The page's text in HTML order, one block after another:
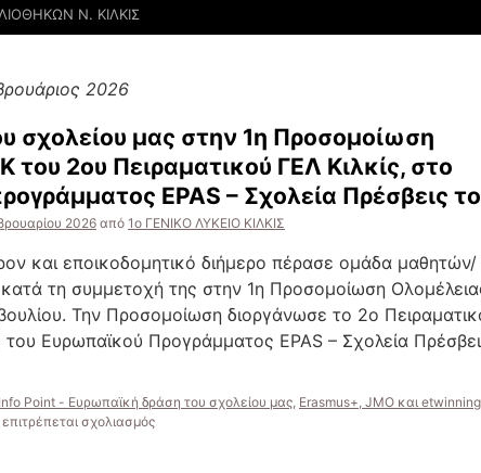
Ν. ΚΙΛΚΙΣ
2026
σχολείου μας στην 1η Προσομοίωση
του 2ου Πειραματικού ΓΕΛ Κιλκίς, στο
EPAS – Σχολεία Πρέσβεις
2026από 1ο ΓΕΝΙΚΟ ΛΥΚΕΙΟ ΚΙΛΚΙΣ
και εποικοδομητικό διήμερο πέρασε ομάδα μαθητών/
τη συμμετοχή της στην 1η Προσομοίωση
Την Προσομοίωση διοργάνωσε το 2ο
του Ευρωπαϊκού Προγράμματος EPAS – Σχολεία
Point - Ευρωπαϊκή δράση του σχολείου μας, Erasmus+, JMO και
σχολιασμόςστο